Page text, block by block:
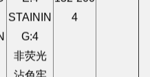
E:4
STAININ
G:4
非荧光
132-200